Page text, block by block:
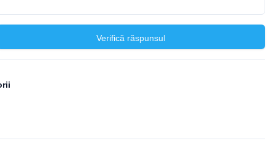
Verifică răspunsul